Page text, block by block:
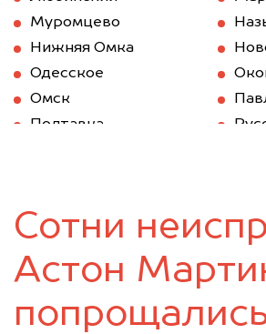
Муромцево
Нижняя Омка
Одесское
Омск
Полтавка
Усть-Ишим
Сотни
Астон